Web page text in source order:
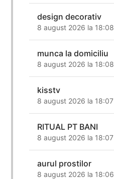
design decorativ
8 august 2026 la 18:08
munca la domiciliu
8 august 2026 la 18:08
kisstv
8 august 2026 la 18:07
RITUAL PT BANI
8 august 2026 la 18:07
aurul prostilor
8 august 2026 la 18:06